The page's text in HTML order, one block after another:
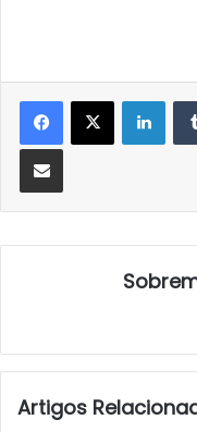
Partilhar Via Email
Artigos